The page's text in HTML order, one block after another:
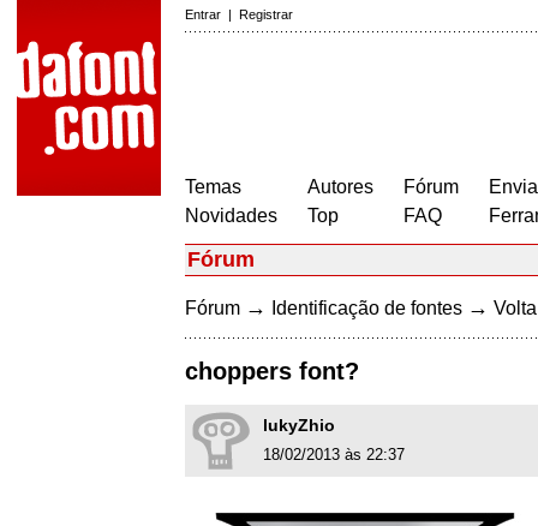
Entrar | Registrar
Temas
Novidades
Autores
Top
Fórum
FAQ
Fórum
Fórum → Identificação de fontes →
choppers font?
lukyZhio
18/02/2013 às 22:37